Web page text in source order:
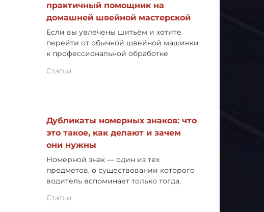
практичный помощник на
домашней швейной мастерской
Если вы увлечены шитьём и хотите
перейти от обычной швейной машинки
к профессиональной обработке
Статьи
Дубликаты номерных знаков: что
это такое, как делают и зачем
они нужны
Номерной знак — один из тех
предметов, о существовании которого
водитель вспоминает только тогда,
Статьи